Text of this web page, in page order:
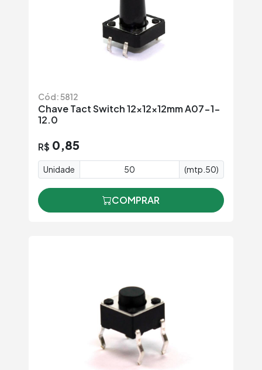
Cód: 5812
Chave Tact Switch 12x12x12mm A07-1-
12.0
R$ 0,85
Unidade (mtp.50)
COMPRAR